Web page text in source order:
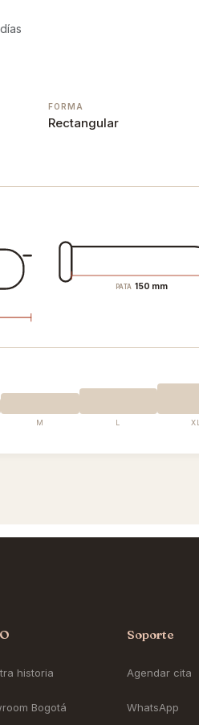
FORMA
Rectangular
PATA 150 mm
M L XL
historia
Bogotá
Soporte
Agendar cita
WhatsApp